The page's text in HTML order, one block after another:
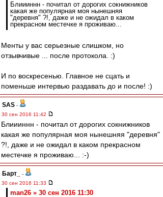
Блиииннн - почитал от дорогих сокнижников
какая же популярная моя нынешняя
"деревня" ?!, даже и не ожидал в каком
прекрасном местечке я проживаю...
Менты у вас серьезные слишком, но
отзывчивые ... после протокола. :)
И по воскресенью. Главное не сцать и
поменьше интервью раздавать до и после! :)
SAS -
30 сен 2016 11:42
Блиииннн - почитал от дорогих сокнижников
какая же популярная моя нынешняя "деревня"
?!, даже и не ожидал в каком прекрасном
местечке я проживаю... :-)
Барт_
-
30 сен 2016 11:33
man26 » 30 сен 2016 11:30